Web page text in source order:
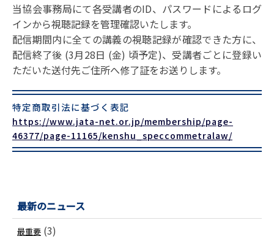
当協会事務局にて各受講者のID、パスワードによるログ
インから視聴記録を管理確認いたします。
配信期間内に全ての講義の視聴記録が確認できた方に、
配信終了後 (3月28日 (金) 頃予定)、受講者ごとに登録い
ただいた送付先ご住所へ修了証をお送りします。
特定商取引法に基づく表記
https://www.jata-net.or.jp/membership/page-
46377/page-11165/kenshu_speccommetralaw/
最新のニュース
最重要 (3)